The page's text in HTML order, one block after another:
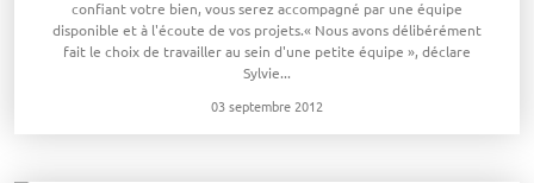
confiant votre bien, vous serez accompagné par une équipe
disponible et à l'écoute de vos projets.« Nous avons délibérément
fait le choix de travailler au sein d'une petite équipe », déclare
Sylvie...
03 septembre 2012